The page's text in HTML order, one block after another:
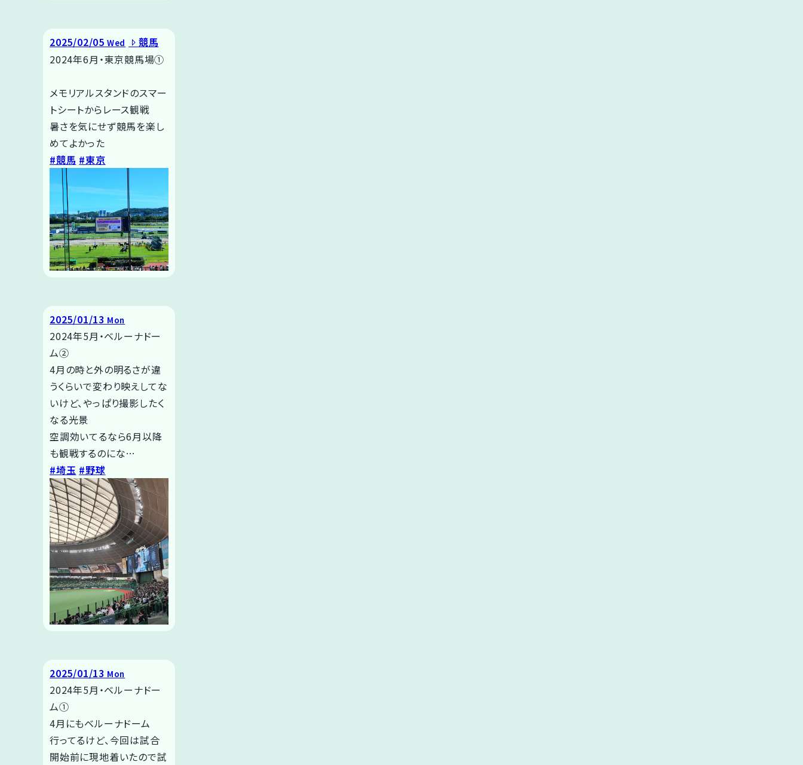
2025/02/05 Wed
競馬
2024年6月・東京競馬場①
メモリアルスタンドのスマー
トシートからレース観戦
暑さを気にせず競馬を楽し
めてよかった
#競馬 #東京
2025/01/13 Mon
2024年5月・ベルーナドー
ム②
4月の時と外の明るさが違
うくらいで変わり映えしてな
いけど、やっぱり撮影したく
なる光景
空調効いてるなら6月以降
も観戦するのにな…
#埼玉 #野球
2025/01/13 Mon
2024年5月・ベルーナドー
ム➀
4月にもベルーナドーム
行ってるけど、今回は試合
開始前に現地着いたので試